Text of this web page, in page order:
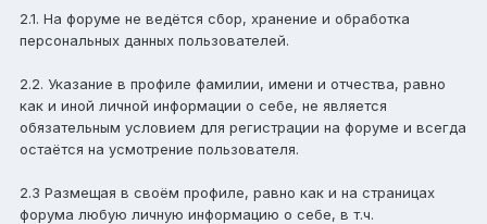
2.1. На форуме не ведётся сбор, хранение и обработка
персональных данных пользователей.
2.2. Указание в профиле фамилии, имени и отчества, равно
как и иной личной информации о себе, не является
обязательным условием для регистрации на форуме и всегда
остаётся на усмотрение пользователя.
2.3 Размещая в своём профиле, равно как и на страницах
форума любую личную информацию о себе, в т.ч.